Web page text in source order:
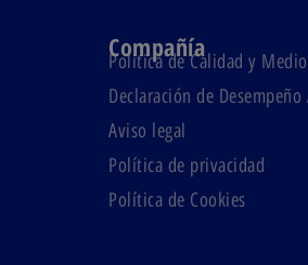
Compañía
Política de Calidad y
Declaración de
Aviso legal
Política de privacidad
Política de Cookies